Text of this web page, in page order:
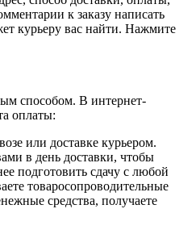
к заказу написать
курьеру вас найти. Нажмите
способом. В интернет-
оплаты:
или доставке курьером.
в день доставки, чтобы
подготовить сдачу с любой
товаросопроводительные
средства, получаете